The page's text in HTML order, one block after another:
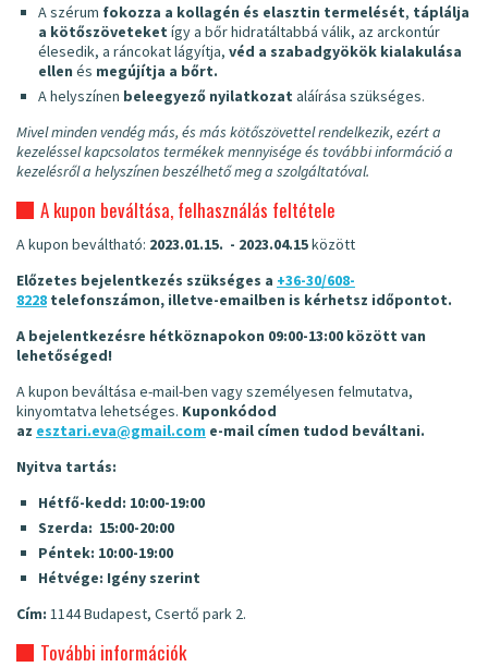
A szérum fokozza a kollagén és elasztin termelését, táplálja
a kötőszöveteket így a bőr hidratáltabbá válik, az arckontúr
élesedik, a ráncokat lágyítja, véd a szabadgyökök kialakulása
ellen és megújítja a bőrt.
A helyszínen beleegyező nyilatkozat aláírása szükséges.
Mivel minden vendég más, és más kötőszövettel rendelkezik, ezért a
kezeléssel kapcsolatos termékek mennyisége és további információ a
kezelésről a helyszínen beszélhető meg a szolgáltatóval.
A kupon beváltása, felhasználás feltétele
A kupon beváltható: 2023.01.15. - 2023.04.15között
Előzetes bejelentkezés szükséges a +36-30/608-
8228 telefonszámon, illetve-emailben is kérhetsz időpontot.
A bejelentkezésre hétköznapokon 09:00-13:00 között van
lehetőséged!
A kupon beváltása e-mail-ben vagy személyesen felmutatva,
kinyomtatva lehetséges. Kuponkódod
az esztari.eva@gmail.com e-mail címen tudod beváltani.
Nyitva tartás:
Hétfő-kedd: 10:00-19:00
Szerda: 15:00-20:00
Péntek: 10:00-19:00
Hétvége: Igény szerint
Cím: 1144 Budapest, Csertő park 2.
További információk